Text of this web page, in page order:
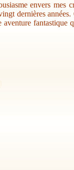
envers mes
dernières
fantastique